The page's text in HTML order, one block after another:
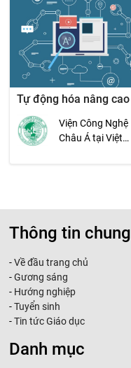
Tự động hóa nâng cao
Viện Công Nghệ
Châu Á tại Việt
Thông tin chung
-Về đầu trang chủ
-Gương sáng
- Hướng nghiệp
-Tuyển sinh
-Tin tức Giáo dục
Danh mục